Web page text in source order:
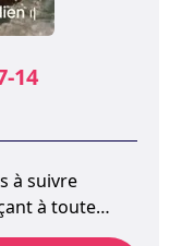
14
à suivre
à toute
Paul ordonne